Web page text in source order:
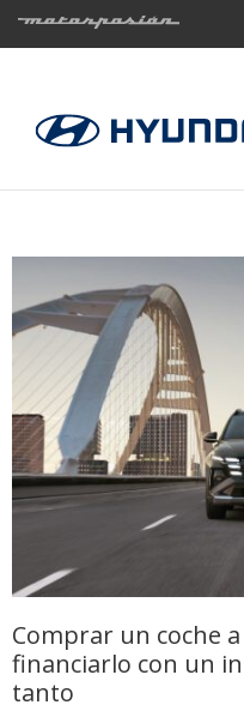
Comprar un coche
financiarlo con un
tanto